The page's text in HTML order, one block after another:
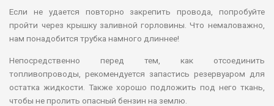
Если не удается повторно закрепить провода, попробуйте
пройти через крышку заливной горловины. Что немаловажно,
нам понадобится трубка намного длиннее!
Непосредственно перед тем, как отсоединить
топливопроводы, рекомендуется запастись резервуаром для
остатка жидкости. Также хорошо подложить под него ткань,
чтобы не пролить опасный бензин на землю.